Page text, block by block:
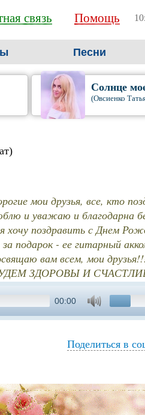
связь Помощь
Песни
Солнце
(Овсиенко
мои друзья, все, кто
и уважаю и благодарна
хочу поздравить с Днем
за подарок - ее гитарный
вам всем, мои
- БУДЕМ ЗДОРОВЫ И
00:00
Поделиться в